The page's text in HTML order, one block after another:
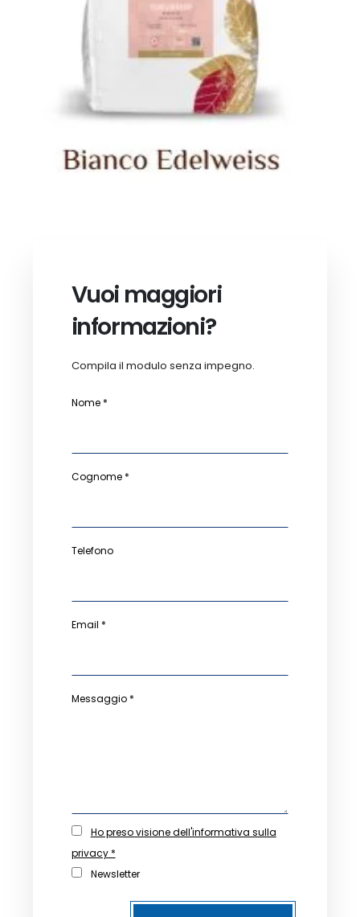
Vuoi maggiori
informazioni?
Compila il modulo senza impegno.
Nome *
Cognome *
Telefono
Email *
Messaggio *
Ho preso visione dell'informativa sulla
privacy *
Newsletter